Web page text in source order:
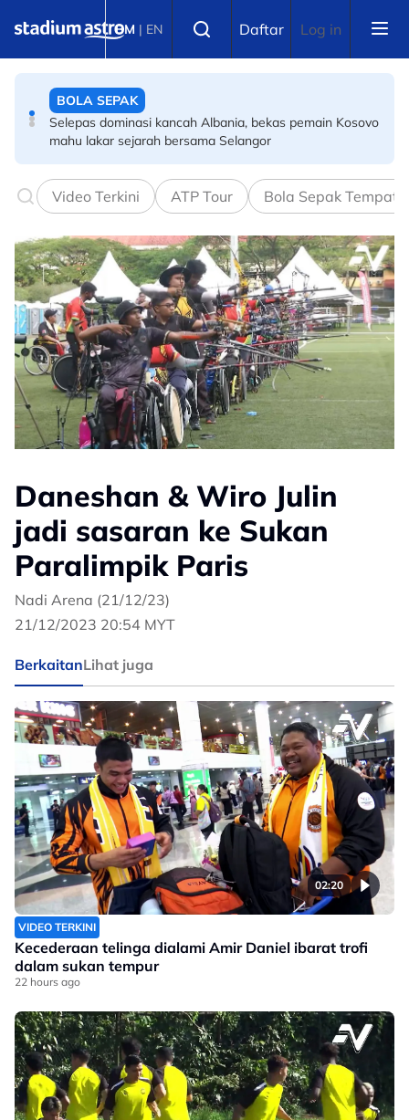
BM | EN Daftar Log in
Selepas dominasi kancah Albania, bekas pemain Kosovo
mahu lakar sejarah bersama Selangor
BADMINTON
Terbuka Korea Selatan: Wei Chong-Wooi Yik ikut jejak
Aaron Chia-Aaron Tai
Video Terkini ATP Tour Bola Sepak
Daneshan & Wiro Julin
jadi sasaran ke Sukan
Paralimpik Paris
Nadi Arena (21/12/23)
21/12/2023 20:54 MYT
BerkaitanLihat juga
02:20
VIDEO TERKINI
Kecederaan telinga dialami Amir Daniel ibarat trofi
dalam sukan tempur
22 hours ago